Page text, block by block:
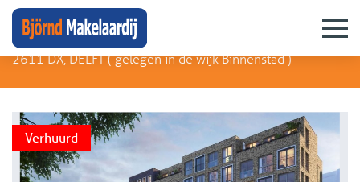
Houttuinen 66 D
2611 DX, DELFT (gelegen in de wijk Binnenstad)
Verhuurd